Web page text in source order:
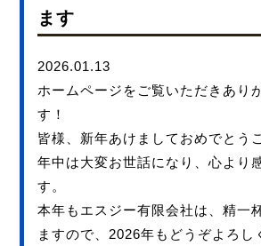
ます
2026.01.13
ホームページをご覧いただきあり
す！
皆様、新年あけましておめでとう
年中は大変お世話になり、心より
す。
本年もエスジー有限会社は、精一
ますので、2026年もどうぞよろし